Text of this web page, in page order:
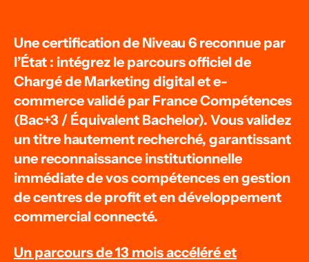
Une certification de Niveau 6 reconnue par
l’État : intégrez le parcours officiel de
Chargé de Marketing digital et e-
commerce validé par France Compétences
(Bac+3 / Équivalent Bachelor). Vous validez
un titre hautement recherché, garantissant
une reconnaissance institutionnelle
immédiate de vos compétences en gestion
de centres de profit et en développement
commercial connecté.
Un parcours de 13 mois accéléré et